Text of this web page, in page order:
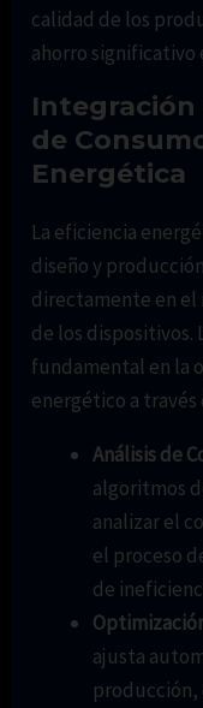
calidad de los
ahorro significativo
Integración
de
Energética
La eficiencia
diseño y
directamente en
de los dispositivos.
fundamental en la
energético a través
Análisis de
algoritmos
analizar el
el proceso
de
ajusta
producción,